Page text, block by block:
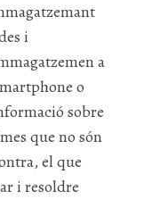
i
a
o
sobre
que no són
el que
i resoldre